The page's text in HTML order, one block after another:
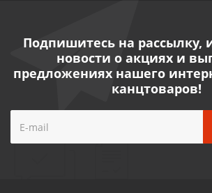
Подпишитесь на рассылку,
новости о акциях и
предложениях нашего
канцтоваров!